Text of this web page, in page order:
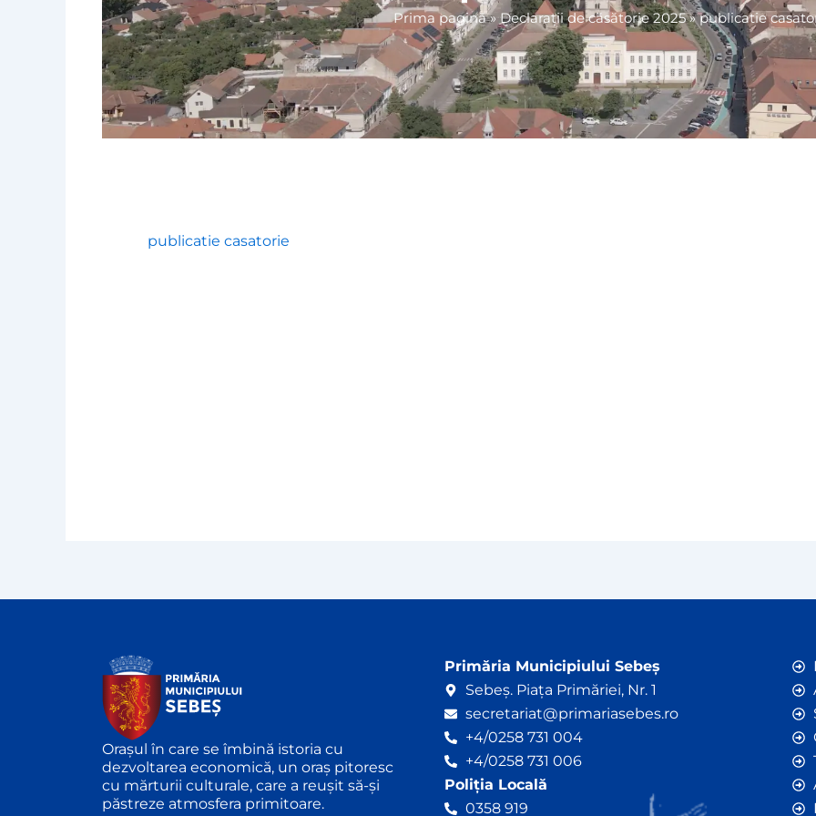
Prima pagină»Declarații de căsătorie 2025»publicatie
publicatie casatorie
Orașul în care se îmbină istoria cu
dezvoltarea economică, un oraș pitoresc
cu mărturii culturale, care a reușit să-și
păstreze atmosfera primitoare.
Primăria Municipiului Sebeș
Sebeș. Piața Primăriei, Nr. 1
secretariat@primariasebes.ro
+4/0258 731 004
+4/0258 731 006
Poliția Locală
0358 919